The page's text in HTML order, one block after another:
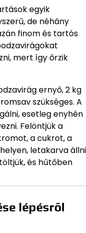
egyik
de néhány
finom és tartós
mert így őrzik
ernyő, 2 kg
szükséges. A
esetleg enyhén
Felöntjük a
a cukrot, a
letakarva állni
és hűtőben
lépésről